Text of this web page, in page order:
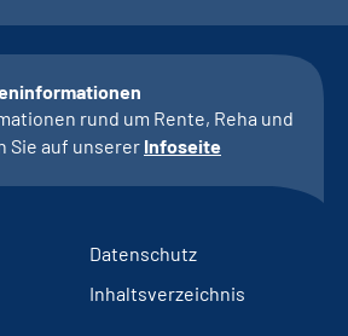
rund um Rente, Reha und
Sie auf unserer Infoseite
Datenschutz
Inhaltsverzeichnis